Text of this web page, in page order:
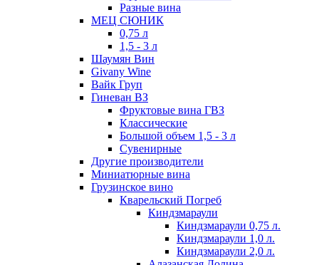
Разные вина
МЕЦ СЮНИК
0,75 л
1,5 - 3 л
Шаумян Вин
Givany Wine
Вайк Груп
Гиневан ВЗ
Фруктовые вина ГВЗ
Классические
Большой объем 1,5 - 3 л
Сувенирные
Другие производители
Миниатюрные вина
Грузинское вино
Кварельский Погреб
Киндзмараули
Киндзмараули 0,75 л.
Киндзмараули 1,0 л.
Киндзмараули 2,0 л.